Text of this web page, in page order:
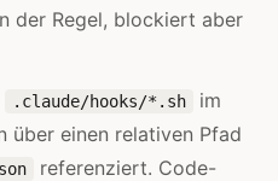
der Regel, blockiert aber
.claude/hooks/*.sh
im
über einen relativen Pfad
referenziert. Code-